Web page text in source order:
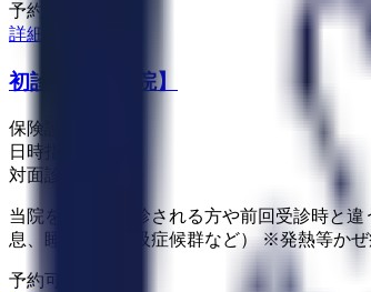
予約可能：
詳細を見る
初診外来【来院】
保険診療
日時指定予約
対面診療
当院を初めて受診される方や前回受診時と
息、睡眠時無呼吸症候群など） ※発熱等か
予約可能：